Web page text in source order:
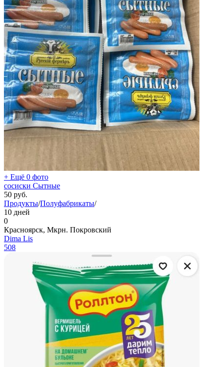
+ Ещё 0 фото
сосиски Сытные
50 руб.
Продукты/Полуфабрикаты/
10 дней
0
Красноярск, Мкрн. Покровский
Dima Lis
508